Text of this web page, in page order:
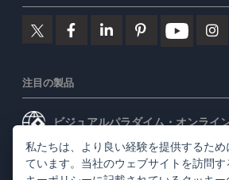
注目の製品
ビジュアルパラダイム・オンライ
ビジュアルパラダイムデスクトッ
私たちは、より良い経験を提供するた
ています。当社のウェブサイトを訪問す